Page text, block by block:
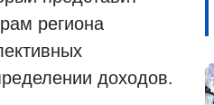
региона
доходов.